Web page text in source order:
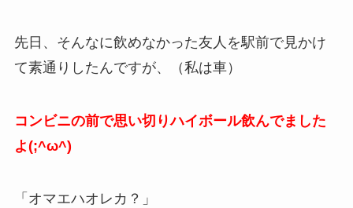
先日、そんなに飲めなかった友人を駅前で見かけ
て素通りしたんですが、（私は車）
コンビニの前で思い切りハイボール飲んでました
よ(;^ω^)
「オマエハオレカ？」